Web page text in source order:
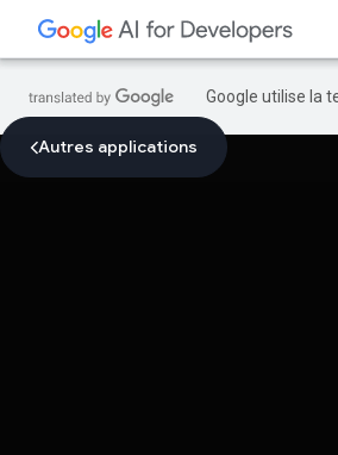
Google utilise la
Autres applications